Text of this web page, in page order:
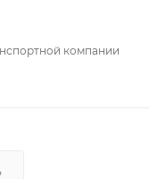
компании